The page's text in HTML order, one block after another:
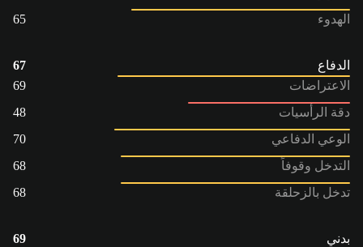
الهدوء
65
الدفاع
67
الاعتراضات
69
دقة الرأسيات
48
الوعي الدفاعي
70
التدخل وقوفاً
68
تدخل بالزحلقة
68
بدني
69